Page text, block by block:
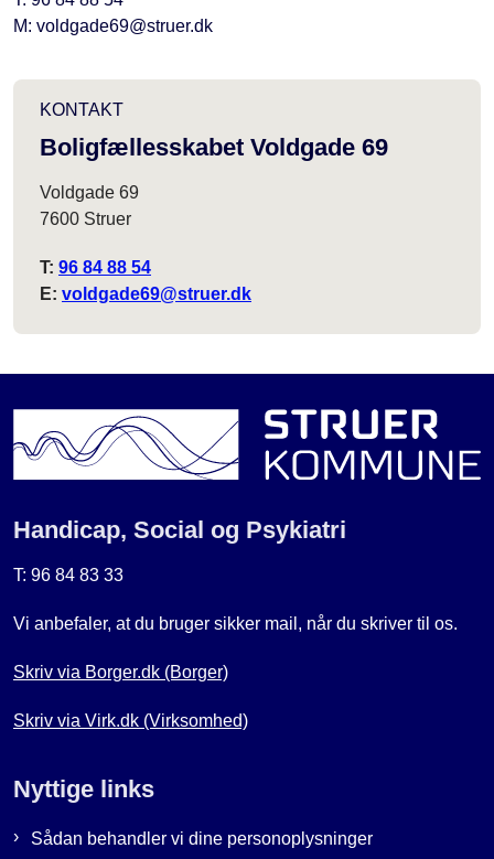
M: voldgade69@struer.dk
KONTAKT
Boligfællesskabet Voldgade 69
Voldgade 69
7600 Struer
T: 96 84 88 54
E: voldgade69@struer.dk
Handicap, Social og Psykiatri
T: 96 84 83 33
Vi anbefaler, at du bruger sikker mail, når du skriver til os.
Skriv via Borger.dk (Borger)
Skriv via Virk.dk (Virksomhed)
Nyttige links
Sådan behandler vi dine personoplysninger